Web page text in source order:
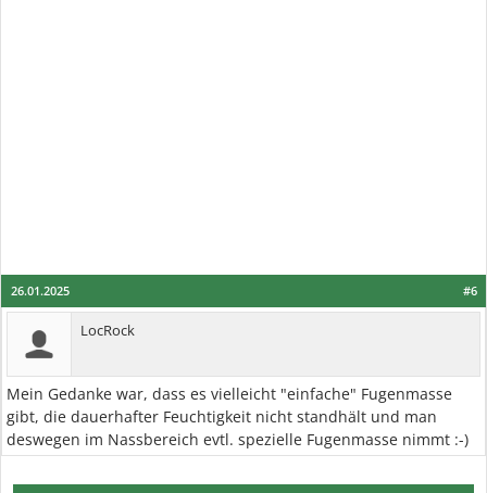
#6
26.01.2025
LocRock
Mein Gedanke war, dass es vielleicht "einfache" Fugenmasse
gibt, die dauerhafter Feuchtigkeit nicht standhält und man
deswegen im Nassbereich evtl. spezielle Fugenmasse nimmt :-)